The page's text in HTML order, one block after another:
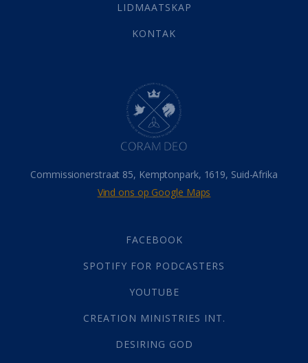
Werk(22)
(142)
Hemel (31)
Israel (14)
Millennium(1)
Oordeelsdag(19)
Verheerlikte liggaam
Wederkoms
(27)
Gebed(87)
Die Onse Vader(12)
God(392)
Afgode(23)
Almag(1)
Alomteenwoordig
LIDMAATSKAP
KONTAK
Commissionerstraat 85, Kemptonpark, 1619, Suid-Afrika
Vind ons op Google Maps
FACEBOOK
SPOTIFY FOR PODCASTERS
YOUTUBE
CREATION MINISTRIES INT.
DESIRING GOD